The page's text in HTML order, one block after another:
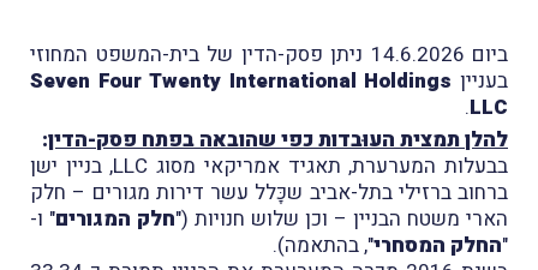
ביום 14.6.2026 ניתן פסק-הדין של בית-המשפט המחוזי
בעניין Seven Four Twenty International Holdings
LLC
.
להלן תמצית העוּבדות כפי שהובאה בפתח פסק-הדין:
בבעלות המערערת, תאגיד אמריקאי מסוג LLC, בניין ישן
ברחוב ברזילי בתל-אביב שכָּלל עשר דירות מגורים – חלק
הארי משטח הבניין – וכן שלוש חנויות ("חלק המגורים" ו-
"החלק המסחרי", בהתאמה).